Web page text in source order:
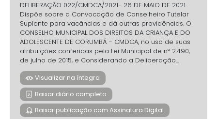
DELIBERAÇÃO 022/CMDCA/2021- 26 DE MAIO DE 2021.
Dispõe sobre a Convocação de Conselheiro Tutelar
Suplente para vacâncias e dá outras providências. O
CONSELHO MUNICIPAL DOS DIREITOS DA CRIANÇA E DO
ADOLESCENTE DE CORUMBÁ - CMDCA, no uso de suas
atribuições conferidas pela Lei Municipal de nº 2.490,
de julho de 2015, e Considerando a Deliberação...
Visualizar na íntegra
Baixar diário completo
Baixar publicação com Assinatura Digital